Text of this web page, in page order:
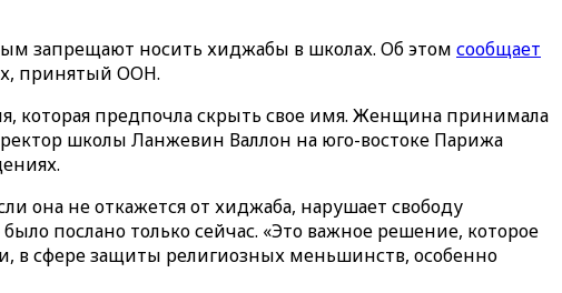
запрещают носить хиджабы в школах. Об этом сообщает
принятый ООН.
которая предпочла скрыть свое имя. Женщина принимала
школы Ланжевин Валлон на юго-востоке Парижа
она не откажется от хиджаба, нарушает свободу
послано только сейчас. «Это важное решение, которое
в сфере защиты религиозных меньшинств, особенно